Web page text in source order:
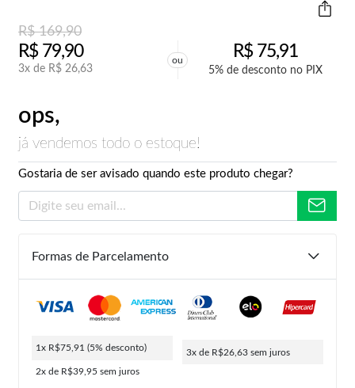
R$169,90
R$79,90
3x de R$ 26,63
ou R$75,91
5% de desconto no PIX
ops,
já vendemos todo o estoque!
Gostaria de ser avisado quando este produto chegar?
Formas de Parcelamento
1x R$75,91 (5% desconto)
2x de R$39,95 sem juros
3x de R$26,63 sem juros